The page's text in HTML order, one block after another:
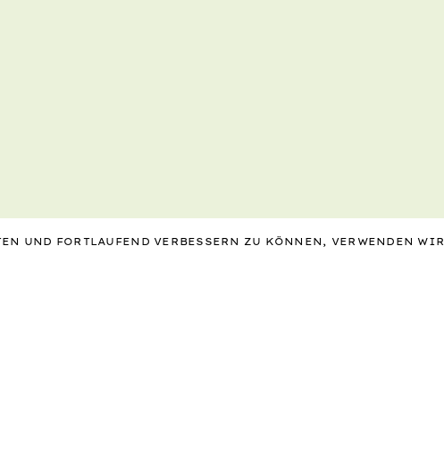
UND FORTLAUFEND VERBESSERN ZU KÖNNEN, VERWENDEN WIR